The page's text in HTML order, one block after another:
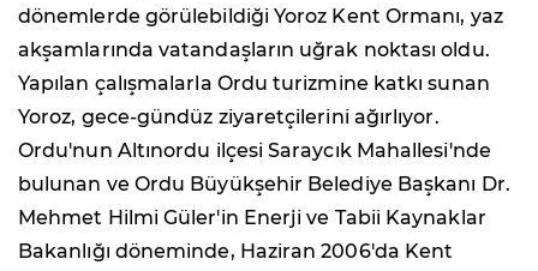
dönemlerde görülebildiği Yoroz Kent Ormanı, yaz
akşamlarında vatandaşların uğrak noktası oldu.
Yapılan çalışmalarla Ordu turizmine katkı sunan
Yoroz, gece-gündüz ziyaretçilerini ağırlıyor.
Ordu'nun Altınordu ilçesi Saraycık Mahallesi'nde
bulunan ve Ordu Büyükşehir Belediye Başkanı Dr.
Mehmet Hilmi Güler'in Enerji ve Tabii Kaynaklar
Bakanlığı döneminde, Haziran 2006'da Kent